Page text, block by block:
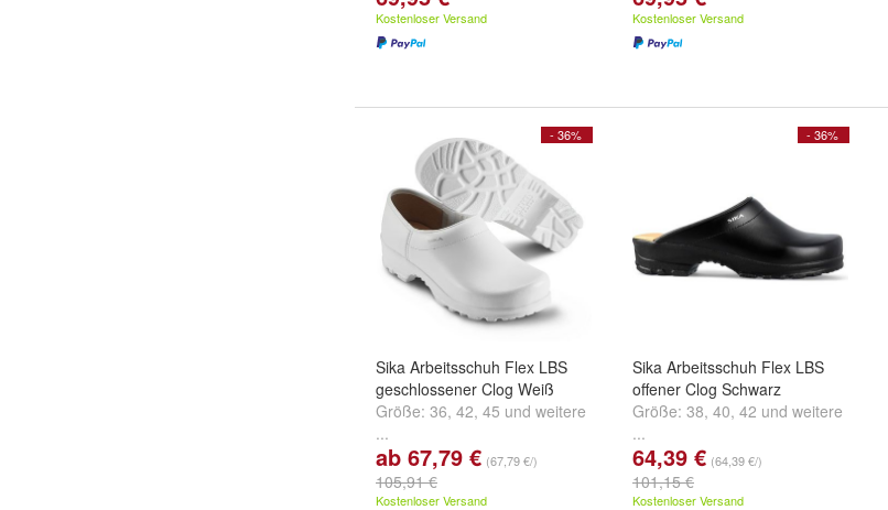
Kostenloser Versand Kostenloser Versand
- 36%
Sika Arbeitsschuh Flex LBS
geschlossener Clog Weiß
Größe: 36, 42, 45 und weitere
...
ab 67,79 € (67,79 €/)
105,91 €
Kostenloser Versand
- 36%
Sika Arbeitsschuh Flex LBS
offener Clog Schwarz
Größe: 38, 40, 42 und weitere
...
64,39 € (64,39 €/)
101,15 €
Kostenloser Versand